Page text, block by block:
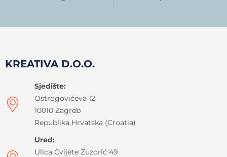
KREATIVA D.O.O.
Sjedište:
Ostrogovićeva 12
10010 Zagreb
Republika Hrvatska (Croatia)
Ured:
Ulica Cvijete Zuzorić 49